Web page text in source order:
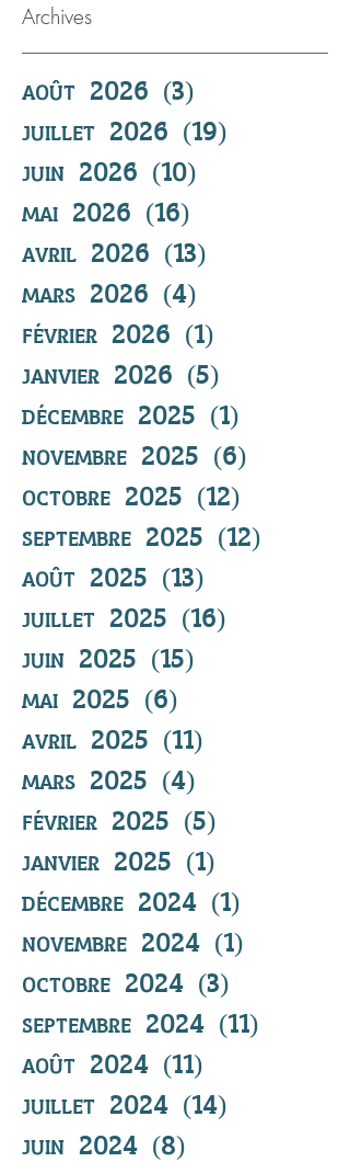
Archives
août 2026 (3)
juillet 2026 (19)
juin 2026 (10)
mai 2026 (16)
avril 2026 (13)
mars 2026 (4)
février 2026 (1)
janvier 2026 (5)
décembre 2025 (1)
novembre 2025 (6)
octobre 2025 (12)
septembre 2025 (12)
août 2025 (13)
juillet 2025 (16)
juin 2025 (15)
mai 2025 (6)
avril 2025 (11)
mars 2025 (4)
février 2025 (5)
janvier 2025 (1)
décembre 2024 (1)
novembre 2024 (1)
octobre 2024 (3)
septembre 2024 (11)
août 2024 (11)
juillet 2024 (14)
juin 2024 (8)